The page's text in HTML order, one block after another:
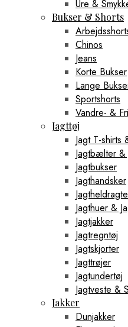
Ure &
Bukser & Shorts
Chinos
Jeans
Korte Bukser
Lange
Sportshorts
Vandre- &
Jagttøj
Jagt T-shirts
Jagtbælter &
Jagtbukser
Jagthandsker
Jagthuer &
Jagtjakker
Jagtregntøj
Jagtskjorter
Jagttrøjer
Jagtundertøj
Jagtveste &
Jakker
Dunjakker